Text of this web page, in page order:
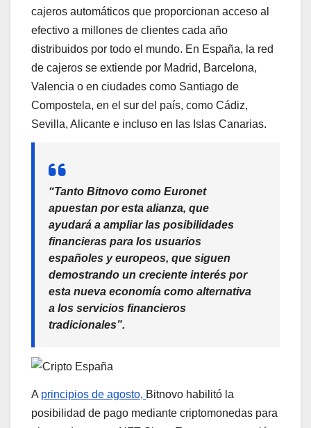
cajeros automáticos que proporcionan acceso al
efectivo a millones de clientes cada año
distribuidos por todo el mundo. En España, la red
de cajeros se extiende por Madrid, Barcelona,
Valencia o en ciudades como Santiago de
Compostela, en el sur del país, como Cádiz,
Sevilla, Alicante e incluso en las Islas Canarias.
“Tanto Bitnovo como Euronet
apuestan por esta alianza, que
ayudará a ampliar las posibilidades
financieras para los usuarios
españoles y europeos, que siguen
demostrando un creciente interés por
esta nueva economía como alternativa
a los servicios financieros
tradicionales”.
A principios de agosto, Bitnovo habilitó la
posibilidad de pago mediante criptomonedas para